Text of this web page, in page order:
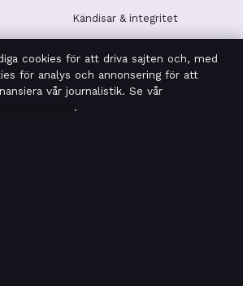
Kändisar & integritet
Integritetspolicy
cookies för att driva sajten och, med
för analys och annonsering för att
vår journalistik. Se vår
.